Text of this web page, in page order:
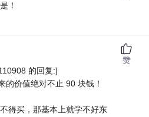
！
的回复:]
的价值绝对不止 90 块钱！
得买，那基本上就学不好东
赞